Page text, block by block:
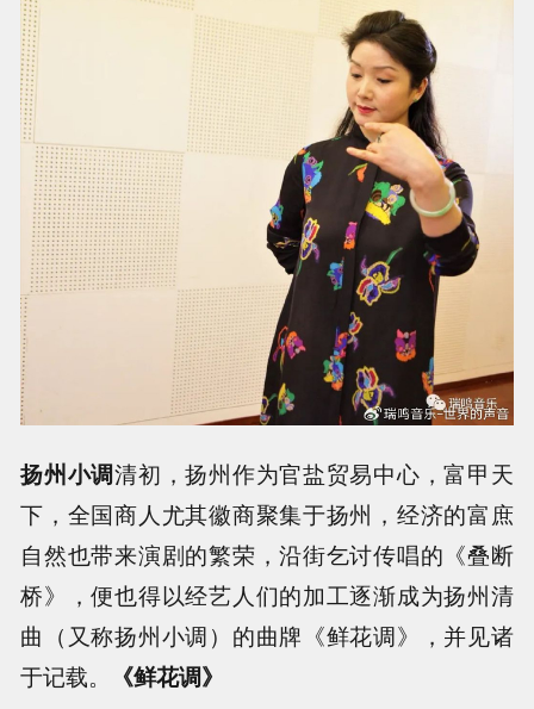
扬州小调清初，扬州作为官盐贸易中心，富甲天
下，全国商人尤其徽商聚集于扬州，经济的富庶
自然也带来演剧的繁荣，沿街乞讨传唱的《叠断
桥》，便也得以经艺人们的加工逐渐成为扬州清
曲（又称扬州小调）的曲牌《鲜花调》，并见诸
于记载。
《鲜花调》